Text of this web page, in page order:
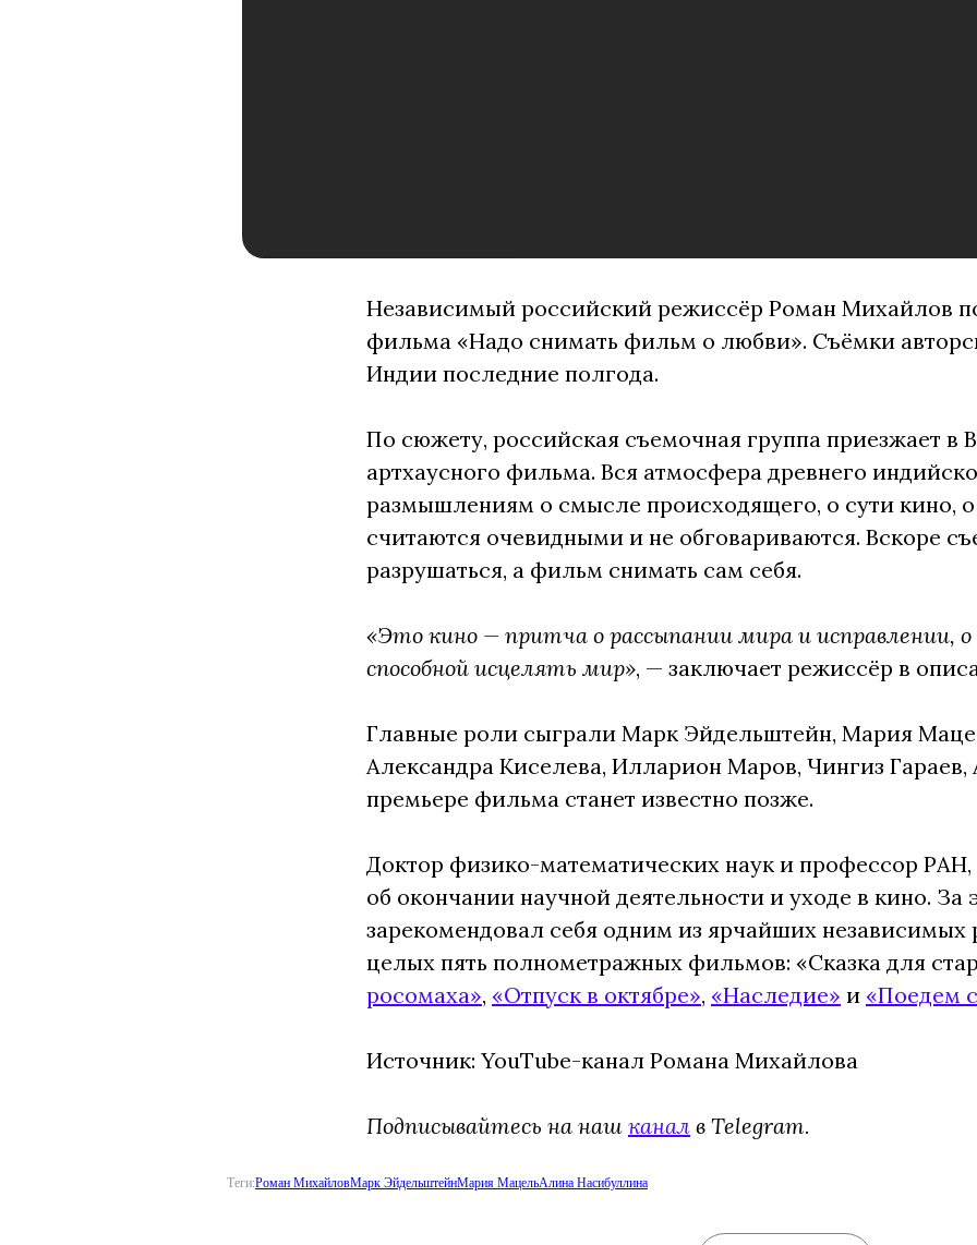
Независимый российский режиссёр Роман Михайлов
фильма «Надо снимать фильм о любви». Съёмки
Индии последние полгода.
По сюжету, российская съемочная группа приезжает в
артхаусного фильма. Вся атмосфера древнего
размышлениям о смысле происходящего, о сути кино,
считаются очевидными и не обговариваются. Вскоре
разрушаться, а фильм снимать сам себя.
«Это кино — притча о рассыпании мира и исправлении, о
способной исцелять мир», — заключает режиссёр в
Главные роли сыграли Марк Эйдельштейн, Мария
Александра Киселева, Илларион Маров, Чингиз
премьере фильма станет известно позже.
Доктор физико-математических наук и профессор
об окончании научной деятельности и уходе в кино. За
зарекомендовал себя одним из ярчайших независимых
целых пять полнометражных фильмов: «Сказка для
росомаха», «Отпуск в октябре», «Наследие» и «Поедем
Источник: YouTube-канал Романа Михайлова
Подписывайтесь на наш канал в Telegram.
Теги:Роман МихайловМарк ЭйдельштейнМария МацельАлина Насибуллина